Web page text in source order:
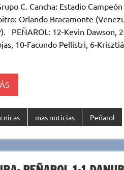
at
s
A
p
e
b
o
m
p
ar
C. Cancha: Estadio
Orlando Bracamonte
PEÑAROL: 12-Kevin Dawson,
10-Facundo Pellistri, 6-
mas noticias Peñarol